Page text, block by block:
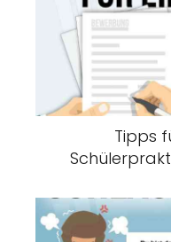
Tipps